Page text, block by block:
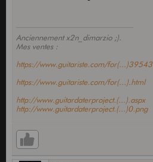
Anciennement x2n_dimarzio ;).
Mes ventes :
https://www.guitariste.com/for(...)39543
https://www.guitariste.com/for(...).html
http://www.guitardaterproject.(...).aspx
http://www.guitardaterproject.(...)0.png